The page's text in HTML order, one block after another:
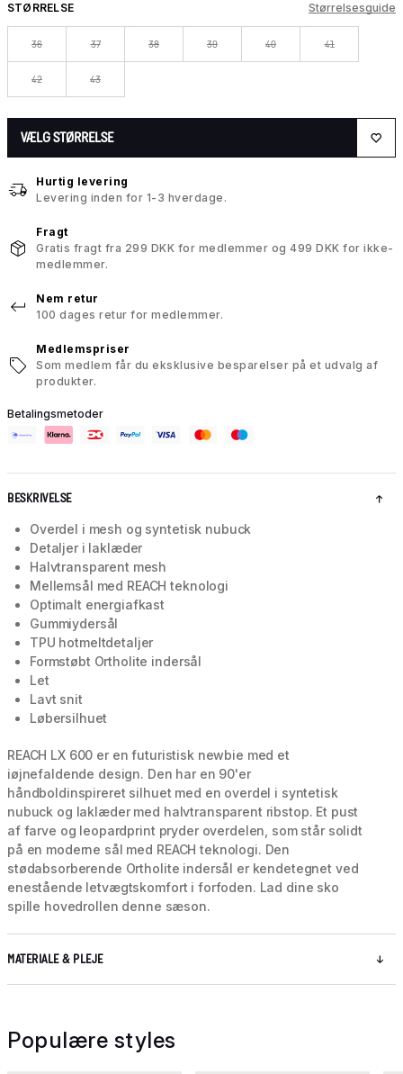
STØRRELSE Størrelsesguide
36 37 38 39 40 41
42 43
VÆLG STØRRELSE
Hurtig levering
Levering inden for 1-3 hverdage.
Fragt
Gratis fragt fra 299 DKK for medlemmer og 499 DKK for ikke-
medlemmer.
Nem retur
100 dages retur for medlemmer.
Medlemspriser
Som medlem får du eksklusive besparelser på et udvalg af
produkter.
Betalingsmetoder
BESKRIVELSE
Overdel i mesh og syntetisk nubuck
Detaljer i laklæder
Halvtransparent mesh
Mellemsål med REACH teknologi
Optimalt energiafkast
Gummiydersål
TPU hotmeltdetaljer
Formstøbt Ortholite indersål
Let
Lavt snit
Løbersilhuet
REACH LX 600 er en futuristisk newbie med et
iøjnefaldende design. Den har en 90'er
håndboldinspireret silhuet med en overdel i syntetisk
nubuck og laklæder med halvtransparent ribstop. Et pust
af farve og leopardprint pryder overdelen, som står solidt
på en moderne sål med REACH teknologi. Den
stødabsorberende Ortholite indersål er kendetegnet ved
enestående letvægtskomfort i forfoden. Lad dine sko
spille hovedrollen denne sæson.
MATERIALE & PLEJE
Populære styles